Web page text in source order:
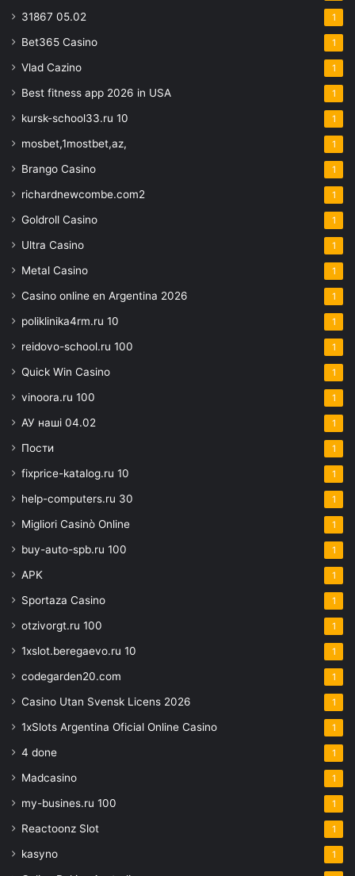
31867 05.02 1
Bet365 Casino 1
Vlad Cazino 1
Best fitness app 2026 in USA 1
kursk-school33.ru 10 1
mosbet,1mostbet,az, 1
Brango Casino 1
richardnewcombe.com2 1
Goldroll Casino 1
Ultra Casino 1
Metal Casino 1
Casino online en Argentina 2026 1
poliklinika4rm.ru 10 1
reidovo-school.ru 100 1
Quick Win Casino 1
vinoora.ru 100 1
АУ наші 04.02 1
Пости 1
fixprice-katalog.ru 10 1
help-computers.ru 30 1
Migliori Casinò Online 1
buy-auto-spb.ru 100 1
APK 1
Sportaza Casino 1
otzivorgt.ru 100 1
1xslot.beregaevo.ru 10 1
codegarden20.com 1
Casino Utan Svensk Licens 2026 1
1xSlots Argentina Oficial Online Casino 1
4 done 1
Madcasino 1
my-busines.ru 100 1
Reactoonz Slot 1
kasyno 1